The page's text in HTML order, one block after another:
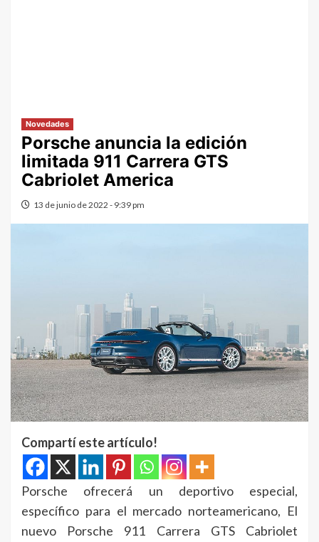
Novedades
Porsche anuncia la edición
limitada 911 Carrera GTS
Cabriolet America
13 de junio de 2022 - 9:39 pm
Compartí este artículo!
Porsche ofrecerá un deportivo especial,
específico para el mercado norteamericano, El
nuevo Porsche 911 Carrera GTS Cabriolet